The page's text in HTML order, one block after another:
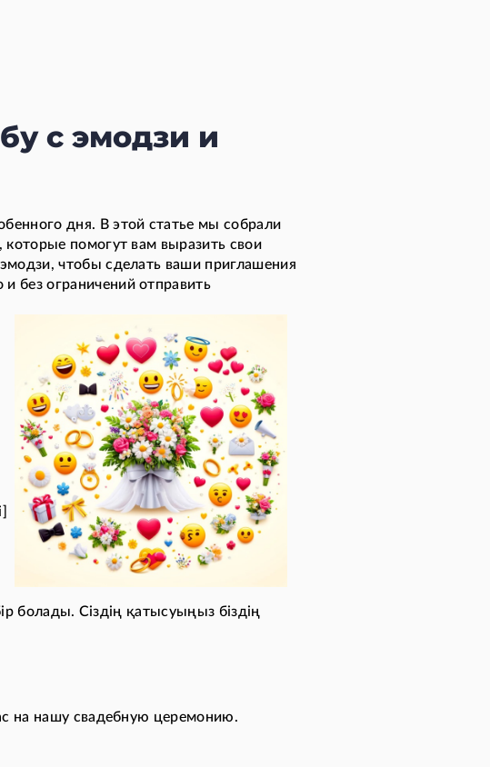
с эмодзи и
дня. В этой статье мы собрали
которые помогут вам выразить свои
чтобы сделать ваши приглашения
без ограничений отправить
болады. Сіздің қатысуыңыз біздің
на нашу свадебную церемонию.